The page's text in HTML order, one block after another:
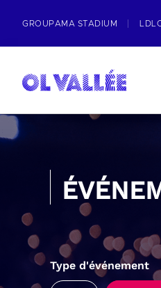
GROUPAMA STADIUM
Type d'événement